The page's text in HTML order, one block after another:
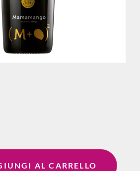
AL CARRELLO